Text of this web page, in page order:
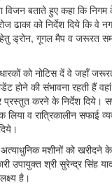
विजन बताते हुए कहा कि
ढाका को निर्देश दिये कि वे
हेतु ड्रोन, गूगल मैप व जरूरत
को नोटिस दें वे जहॉं
होने की संभावना रहती हैं
करने के निर्देश दिये।
व रात्रिकालीन सफाई
मशीनों को खरीदने
श्री सुरेन्द्र सिंह
है।